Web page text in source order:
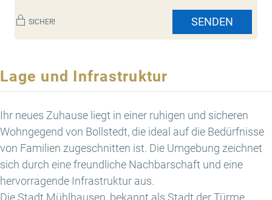
SICHER! SENDEN
Lage und Infrastruktur
Ihr neues Zuhause liegt in einer ruhigen und sicheren
Wohngegend von Bollstedt, die ideal auf die Bedürfnisse
von Familien zugeschnitten ist. Die Umgebung zeichnet
sich durch eine freundliche Nachbarschaft und eine
hervorragende Infrastruktur aus.